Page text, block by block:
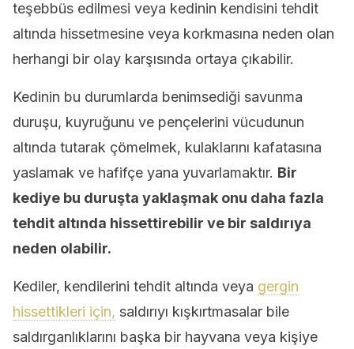
teşebbüs edilmesi veya kedinin kendisini tehdit
altında hissetmesine veya korkmasına neden olan
herhangi bir olay karşısında ortaya çıkabilir.
Kedinin bu durumlarda benimsediği savunma
duruşu, kuyruğunu ve pençelerini vücudunun
altında tutarak çömelmek, kulaklarını kafatasına
yaslamak ve hafifçe yana yuvarlamaktır. Bir
kediye bu duruşta yaklaşmak onu daha fazla
tehdit altında hissettirebilir ve bir saldırıya
neden olabilir.
Kediler, kendilerini tehdit altında veya gergin
hissettikleri için, saldırıyı kışkırtmasalar bile
saldırganlıklarını başka bir hayvana veya kişiye